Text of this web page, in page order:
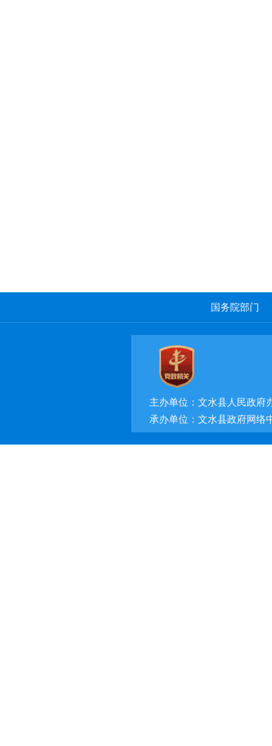
国务院部门
主办单位：文水县人民政府
承办单位：文水县政府网络